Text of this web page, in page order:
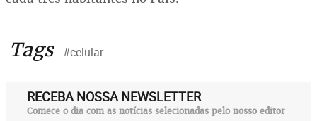
Tags #celular
RECEBA NOSSA NEWSLETTER
Comece o dia com as notícias selecionadas pelo nosso editor